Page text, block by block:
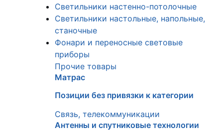
Светильники настенно-потолочные
Светильники настольные, напольные,
станочные
Фонари и переносные световые
приборы
Прочие товары
Матрас
Позиции без привязки к категории
Связь, телекоммуникации
Антенны и спутниковые технологии